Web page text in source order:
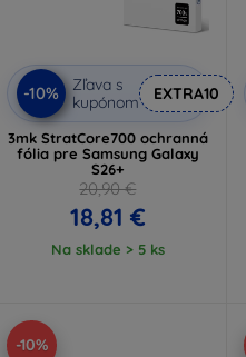
-10%
Zľava s
kupónom
EXTRA10
3mk StratCore700 ochranná
fólia pre Samsung Galaxy
S26+
20,90 €
18,81 €
Na sklade > 5 ks
-10%